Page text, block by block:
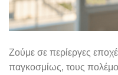
Ζούμε σε περίεργες
παγκοσμίως, τους